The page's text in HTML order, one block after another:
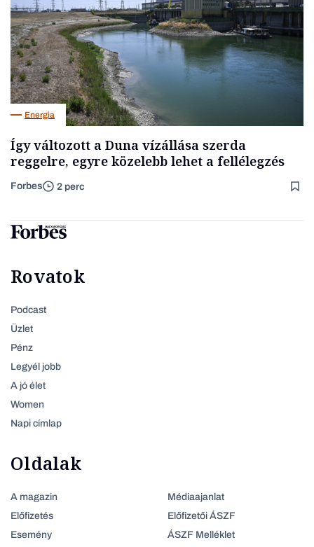
Energia
Így változott a Duna vízállása szerda
reggelre, egyre közelebb lehet a fellélegzés
Forbes 2 perc
Rovatok
Podcast
Üzlet
Pénz
Legyél jobb
A jó élet
Women
Napi címlap
Oldalak
A magazin
Előfizetés
Esemény
Médiaajanlat
Előfizetői ÁSZF
ÁSZF Melléklet